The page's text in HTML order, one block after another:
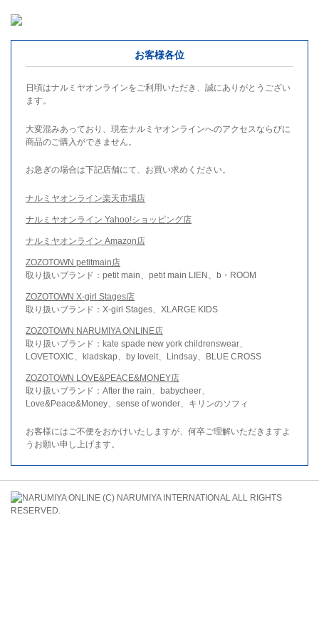
お客様各位
日頃はナルミヤオンラインをご利用いただき、誠にありがとうござい
ます。
大変混みあっており、現在ナルミヤオンラインへのアクセスならびに
商品のご購入ができません。
お急ぎの場合は下記店舗にて、お買い求めください。
ナルミヤオンライン楽天市場店
ナルミヤオンライン Yahoo!ショッピング店
ナルミヤオンライン Amazon店
ZOZOTOWN petitmain店
取り扱いブランド：petit main、petit main LIEN、b・ROOM
ZOZOTOWN X-girl Stages店
取り扱いブランド：X-girl Stages、XLARGE KIDS
ZOZOTOWN NARUMIYA ONLINE店
取り扱いブランド：kate spade new york childrenswear、
LOVETOXIC、kladskap、by loveit、Lindsay、BLUE CROSS
ZOZOTOWN LOVE&PEACE&MONEY店
取り扱いブランド：After the rain、babycheer、
Love&Peace&Money、sense of wonder、キリンのソフィ
お客様にはご不便をおかけいたしますが、何卒ご理解いただきますよ
うお願い申し上げます。